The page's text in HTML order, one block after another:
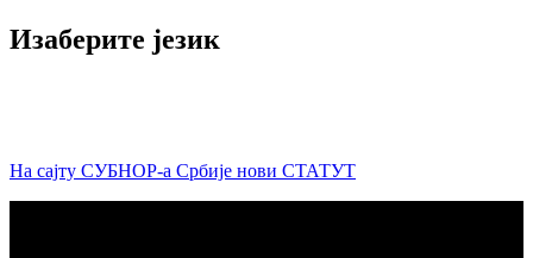
Изаберите језик
На сајту СУБНОР-а Србије нови СТАТУТ